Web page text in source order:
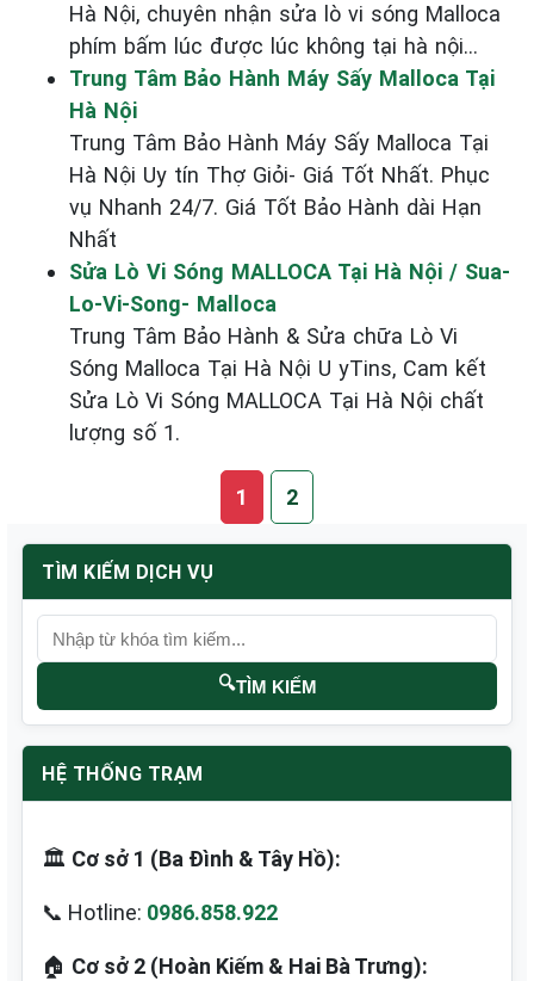
Hà Nội, chuyên nhận sửa lò vi sóng Malloca
phím bấm lúc được lúc không tại hà nội...
Trung Tâm Bảo Hành Máy Sấy Malloca Tại
Hà Nội
Trung Tâm Bảo Hành Máy Sấy Malloca Tại
Hà Nội Uy tín Thợ Giỏi- Giá Tốt Nhất. Phục
vụ Nhanh 24/7. Giá Tốt Bảo Hành dài Hạn
Nhất
Sửa Lò Vi Sóng MALLOCA Tại Hà Nội / Sua-
Lo-Vi-Song- Malloca
Trung Tâm Bảo Hành & Sửa chữa Lò Vi
Sóng Malloca Tại Hà Nội U yTins, Cam kết
Sửa Lò Vi Sóng MALLOCA Tại Hà Nội chất
lượng số 1.
1 2
TÌM KIẾM DỊCH VỤ
🔍TÌM KIẾM
HỆ THỐNG TRẠM
🏛️ Cơ sở 1 (Ba Đình & Tây Hồ):
📞 Hotline: 0986.858.922
🏠 Cơ sở 2 (Hoàn Kiếm & Hai Bà Trưng):